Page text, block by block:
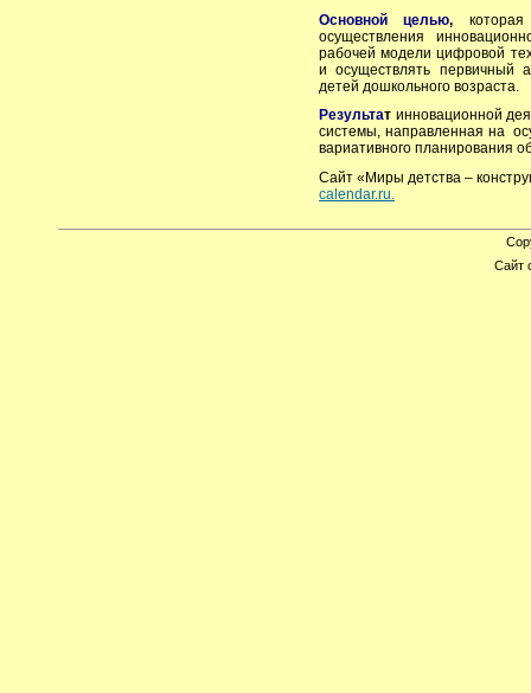
Основной целью, которая
осуществления
рабочей модели цифровой
и осуществлять первичный
детей дошкольного возраста.
Результат инновационной
системы, направленная на
вариативного планирования
Cайт «Миры детства –
calendar.ru.
Сайт